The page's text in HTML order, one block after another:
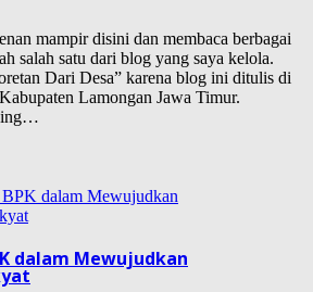
mampir disini dan membaca berbagai
salah satu dari blog yang saya kelola.
Dari Desa” karena blog ini ditulis di
Lamongan Jawa Timur.
dalam Mewujudkan